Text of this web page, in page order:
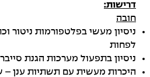
דרישות:
חובה
ניסיון מעשי בפלטפורמות ניטור
לפחות
ניסיון בתפעול מערכות הגנת
היכרות מעשית עם תשתיות ענן –